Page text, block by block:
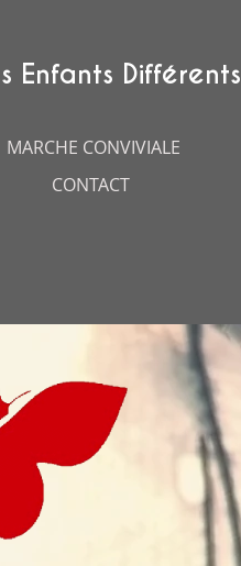
Enfants Différents
MARCHE CONVIVIALE
CONTACT